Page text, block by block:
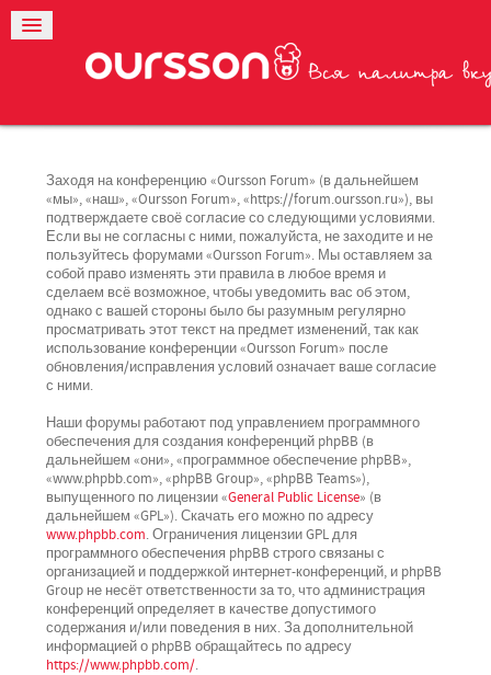
Заходя на конференцию «Oursson Forum» (в дальнейшем
«мы», «наш», «Oursson Forum», «https://forum.oursson.ru»), вы
подтверждаете своё согласие со следующими условиями.
Если вы не согласны с ними, пожалуйста, не заходите и не
пользуйтесь форумами «Oursson Forum». Мы оставляем за
собой право изменять эти правила в любое время и
сделаем всё возможное, чтобы уведомить вас об этом,
однако с вашей стороны было бы разумным регулярно
просматривать этот текст на предмет изменений, так как
использование конференции «Oursson Forum» после
обновления/исправления условий означает ваше согласие
с ними.
Наши форумы работают под управлением программного
обеспечения для создания конференций phpBB (в
дальнейшем «они», «программное обеспечение phpBB»,
«www.phpbb.com», «phpBB Group», «phpBB Teams»),
выпущенного по лицензии «General Public License» (в
дальнейшем «GPL»). Скачать его можно по адресу
www.phpbb.com. Ограничения лицензии GPL для
программного обеспечения phpBB строго связаны с
организацией и поддержкой интернет-конференций, и phpBB
Group не несёт ответственности за то, что администрация
конференций определяет в качестве допустимого
содержания и/или поведения в них. За дополнительной
информацией о phpBB обращайтесь по адресу
https://www.phpbb.com/.